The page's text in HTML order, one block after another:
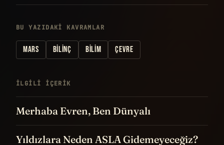
BU YAZIDAKI KAVRAMLAR
MARS BILINÇ BILIM ÇEVRE
İLGILI IÇERIK
Merhaba Evren, Ben Dünyalı
Yıldızlara Neden ASLA Gidemeyeceğiz?